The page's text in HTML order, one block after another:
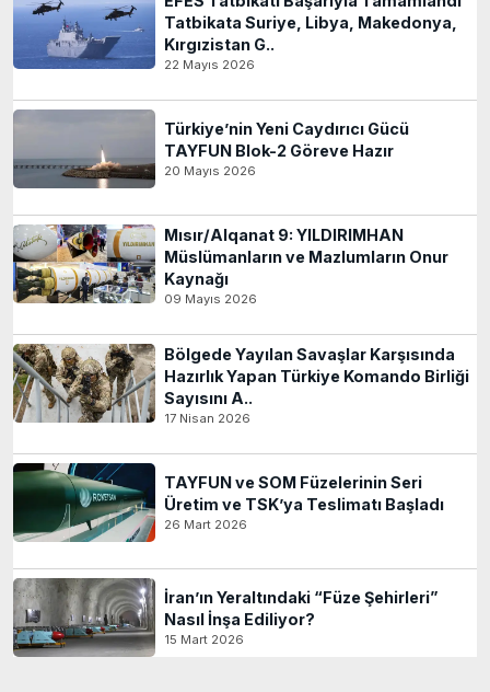
Tatbikata Suriye, Libya, Makedonya,
Kırgızistan G..
22 Mayıs 2026
Türkiye’nin Yeni Caydırıcı Gücü
TAYFUN Blok-2 Göreve Hazır
20 Mayıs 2026
Mısır/Alqanat 9: YILDIRIMHAN
Müslümanların ve Mazlumların Onur
Kaynağı
09 Mayıs 2026
Bölgede Yayılan Savaşlar Karşısında
Hazırlık Yapan Türkiye Komando Birliği
Sayısını A..
17 Nisan 2026
TAYFUN ve SOM Füzelerinin Seri
Üretim ve TSK’ya Teslimatı Başladı
26 Mart 2026
İran’ın Yeraltındaki “Füze Şehirleri”
Nasıl İnşa Ediliyor?
15 Mart 2026